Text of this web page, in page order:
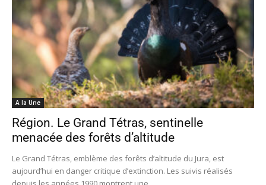
A la Une
Région. Le Grand Tétras, sentinelle
menacée des forêts d’altitude
Le Grand Tétras, emblème des forêts d’altitude du Jura, est
aujourd’hui en danger critique d’extinction. Les suivis réalisés